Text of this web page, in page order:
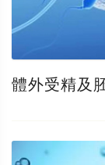
體外受精及